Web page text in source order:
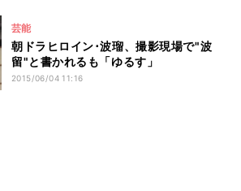
芸能
朝ドラヒロイン･波瑠、撮影現場で"波
留"と書かれるも「ゆるす」
2015/06/04 11:16